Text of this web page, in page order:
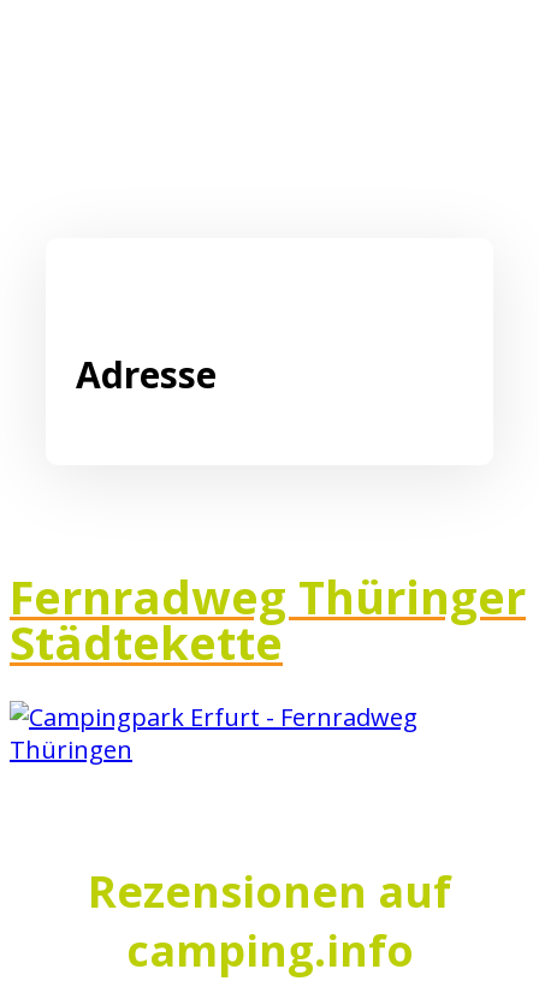
Adresse
Fernradweg Thüringer
Städtekette
Rezensionen auf
camping.info